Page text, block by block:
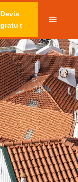
Devis
gratuit